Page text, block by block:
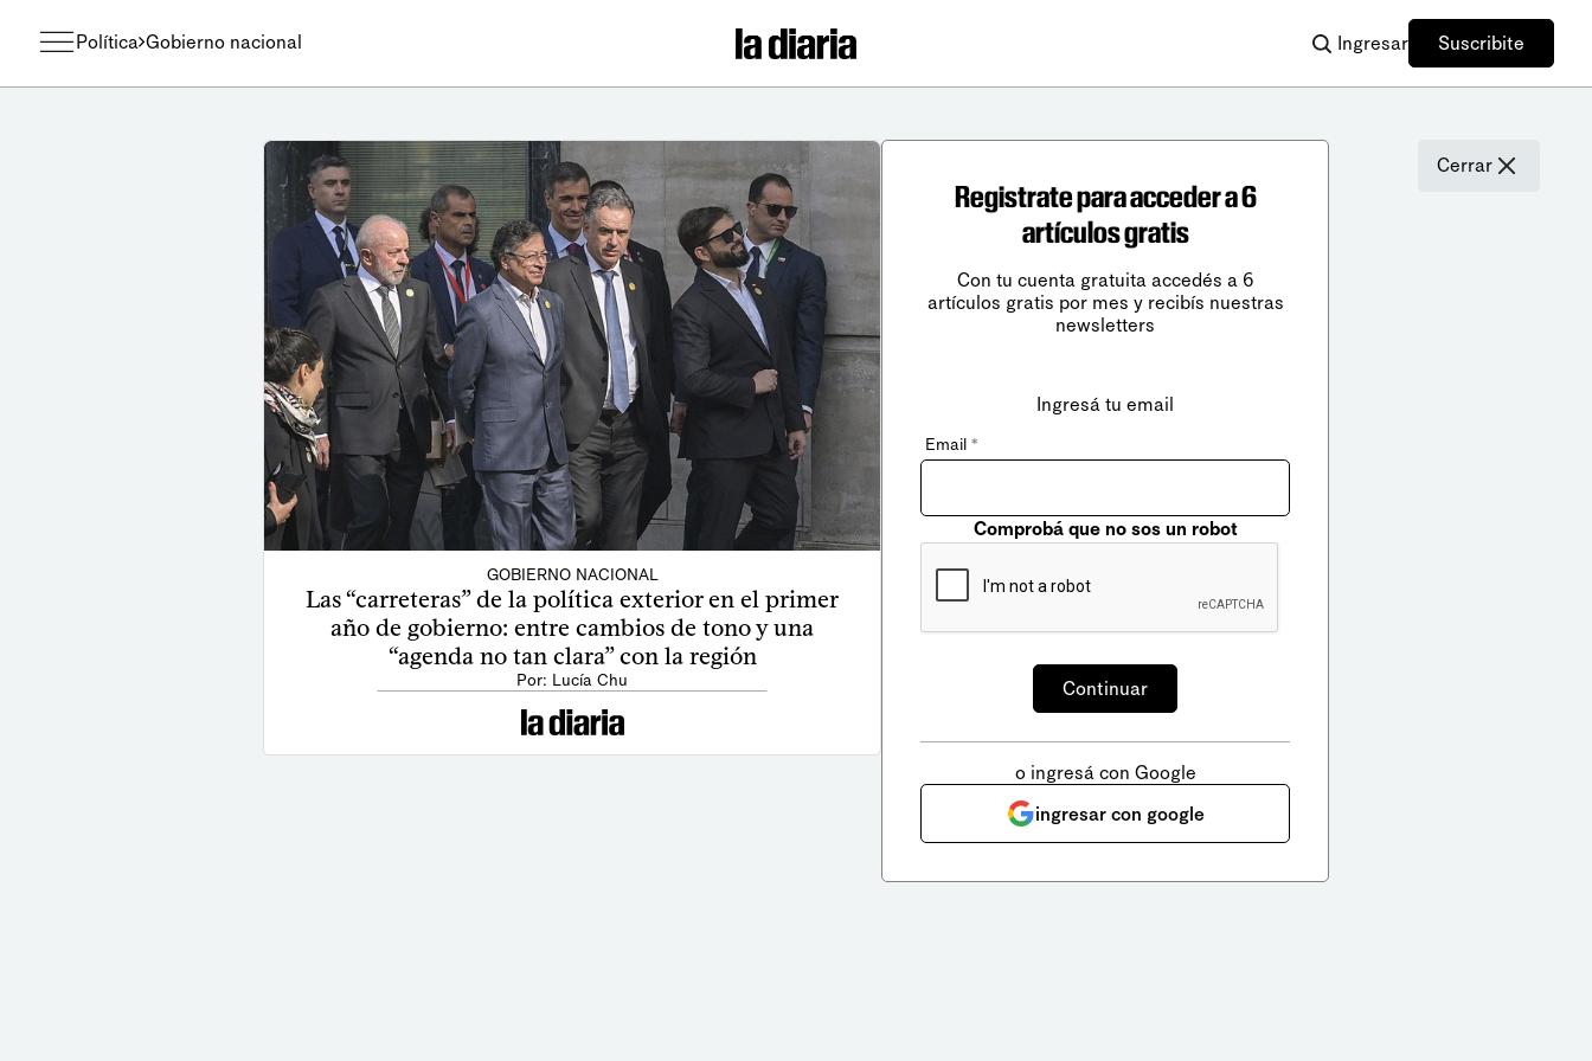
Política Gobierno nacional Ingresar Suscribite
GOBIERNO NACIONAL
Las “carreteras” de la política exterior en el primer
año de gobierno: entre cambios de tono y una
“agenda no tan clara” con la región
Por: Lucía Chu
Cerrar
Registrate para acceder a 6
artículos gratis
Con tu cuenta gratuita accedés a 6
artículos gratis por mes y recibís nuestras
newsletters
Ingresá tu email
Email *
Comprobá que no sos un robot
o ingresá con Google
ingresar con google